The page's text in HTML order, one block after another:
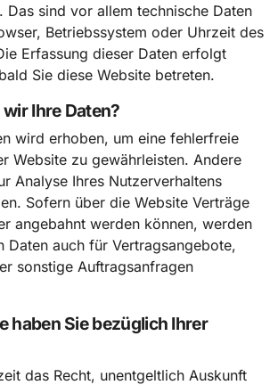
Das sind vor allem technische Daten
Betriebssystem oder Uhrzeit des
Erfassung dieser Daten erfolgt
Sie diese Website betreten.
Ihre Daten?
wird erhoben, um eine fehlerfreie
Website zu gewährleisten. Andere
Analyse Ihres Nutzerverhaltens
Sofern über die Website Verträge
angebahnt werden können, werden
Daten auch für Vertragsangebote,
sonstige Auftragsanfragen
haben Sie bezüglich Ihrer
das Recht, unentgeltlich Auskunft